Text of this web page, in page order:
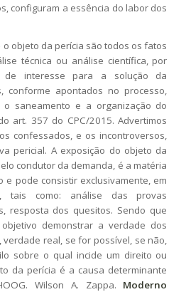
configuram a essência do labor dos
o objeto da perícia são todos os fatos
técnica ou análise científica, por
de interesse para a solução da
conforme apontados no processo,
saneamento e a organização do
art. 357 do CPC/2015. Advertimos
confessados, e os incontroversos,
pericial. A exposição do objeto da
condutor da demanda, é a matéria
e pode consistir exclusivamente, em
tais como: análise das provas
resposta dos quesitos. Sendo que
demonstrar a verdade dos
real, se for possível, se não,
sobre o qual incide um direito ou
da perícia é a causa determinante
Wilson A. Zappa. Moderno